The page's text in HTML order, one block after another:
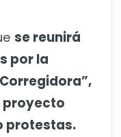
se reunirá
por la
proyecto
protestas.